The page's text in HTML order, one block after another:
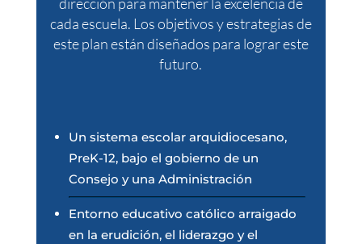
cada escuela. Los objetivos y estrategias de
este plan están diseñados para lograr este
futuro.
Un sistema escolar arquidiocesano,
PreK-12, bajo el gobierno de un
Consejo y una Administración
Entorno educativo católico arraigado
en la erudición, el liderazgo y el